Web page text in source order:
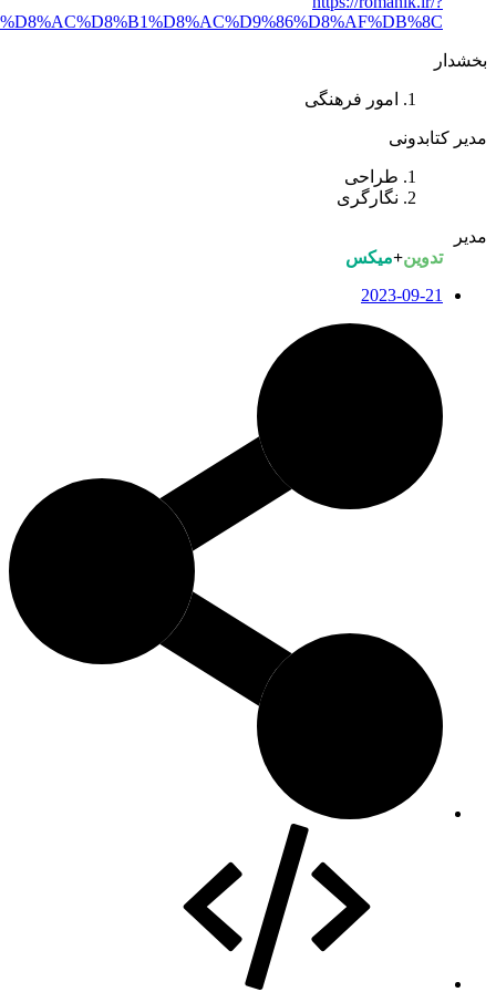
s=%D8%AC%D8%B1%D8%AC%D9%86%D8%AF%DB%8C
امور فرهنگی
کتابدونی
طراحی
نگارگری
تدوین+میکس
2023-09-21